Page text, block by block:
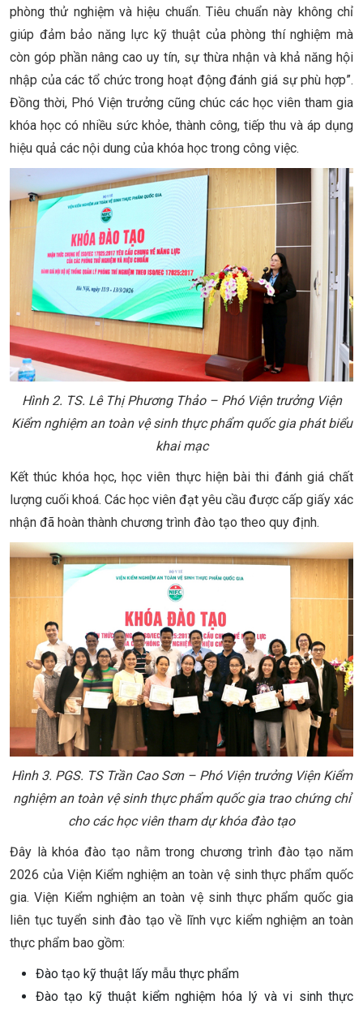
phòng thử nghiệm và hiệu chuẩn. Tiêu chuẩn này không chỉ
giúp đảm bảo năng lực kỹ thuật của phòng thí nghiệm mà
còn góp phần nâng cao uy tín, sự thừa nhận và khả năng hội
nhập của các tổ chức trong hoạt động đánh giá sự phù hợp”.
Đồng thời, Phó Viện trưởng cũng chúc các học viên tham gia
khóa học có nhiều sức khỏe, thành công, tiếp thu và áp dụng
hiệu quả các nội dung của khóa học trong công việc.
Hình 2. TS. Lê Thị Phương Thảo – Phó Viện trưởng Viện
Kiểm nghiệm an toàn vệ sinh thực phẩm quốc gia phát biểu
khai mạc
Kết thúc khóa học, học viên thực hiện bài thi đánh giá chất
lượng cuối khoá. Các học viên đạt yêu cầu được cấp giấy xác
nhận đã hoàn thành chương trình đào tạo theo quy định.
Hình 3. PGS. TS Trần Cao Sơn – Phó Viện trưởng Viện Kiểm
nghiệm an toàn vệ sinh thực phẩm quốc gia trao chứng chỉ
cho các học viên tham dự khóa đào tạo
Đây là khóa đào tạo nằm trong chương trình đào tạo năm
2026 của Viện Kiểm nghiệm an toàn vệ sinh thực phẩm quốc
gia. Viện Kiểm nghiệm an toàn vệ sinh thực phẩm quốc gia
liên tục tuyển sinh đào tạo về lĩnh vực kiểm nghiệm an toàn
thực phẩm bao gồm:
Đào tạo kỹ thuật lấy mẫu thực phẩm
Đào tạo kỹ thuật kiểm nghiệm hóa lý và vi sinh thực